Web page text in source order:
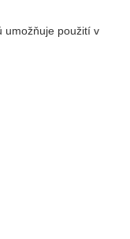
umožňuje použití v